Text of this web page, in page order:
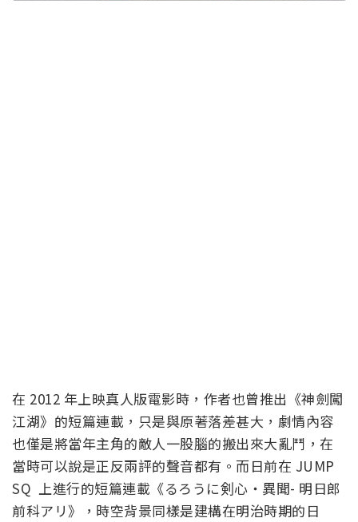
在 2012 年上映真人版電影時，作者也曾推出《神劍闖
江湖》的短篇連載，只是與原著落差甚大，劇情內容
也僅是將當年主角的敵人一股腦的搬出來大亂鬥，在
當時可以說是正反兩評的聲音都有。而日前在 JUMP
SQ 上進行的短篇連載《るろうに剣心・異聞- 明日郎
前科アリ》，時空背景同樣是建構在明治時期的日